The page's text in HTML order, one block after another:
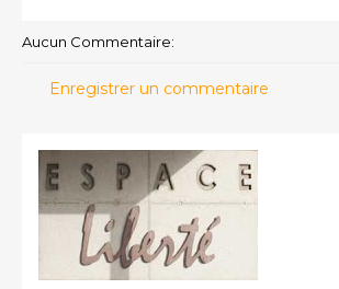
Aucun Commentaire:
Enregistrer un commentaire